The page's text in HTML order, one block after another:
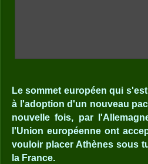
Le sommet européen qui
à l'adoption d'un nouveau
nouvelle fois, par
l'Union européenne ont
vouloir placer Athènes sous
la France.